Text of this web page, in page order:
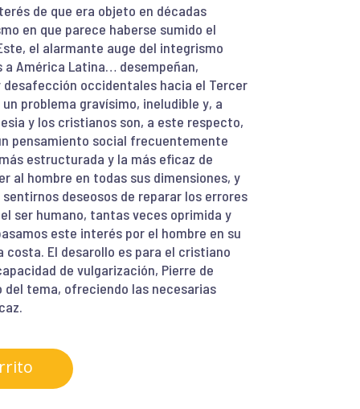
de que era objeto en décadas
en que parece haberse sumido el
el alarmante auge del integrismo
América Latina… desempeñan,
occidentales hacia el Tercer
problema gravísimo, ineludible y, a
y los cristianos son, a este respecto,
pensamiento social frecuentemente
estructurada y la más eficaz de
al hombre en todas sus dimensiones, y
deseosos de reparar los errores
ser humano, tantas veces oprimida y
este interés por el hombre en su
costa. El desarollo es para el cristiano
de vulgarización, Pierre de
tema, ofreciendo las necesarias